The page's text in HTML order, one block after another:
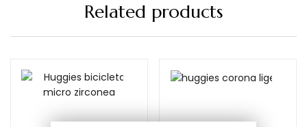
Related products
Añadir al carrito